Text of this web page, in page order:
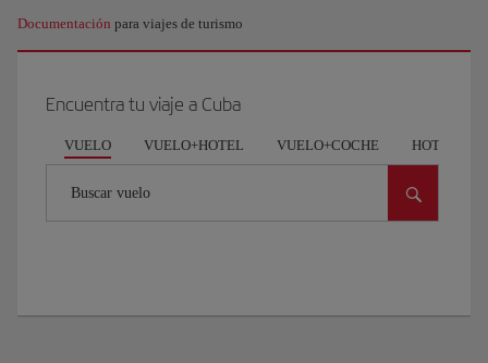
Documentación para viajes de turismo
Encuentra tu viaje a Cuba
VUELO VUELO+HOTEL VUELO+COCHE HOTEL
Buscar vuelo